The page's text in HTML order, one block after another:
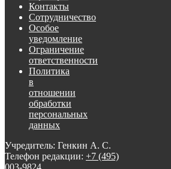
Контакты
Сотрудничество
Особое
уведомление
Ограничение
ответственности
Политика
в
отношении
обработки
персональных
данных
Учредитель: Генкин А. С.
Телефон редакции: +7 (495)
003-9824